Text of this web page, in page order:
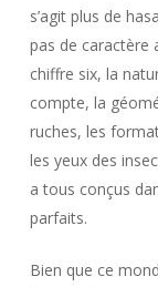
s’agit plus de
pas de caractère
chiffre six, la
compte, la
ruches, les
les yeux des
a tous conçus
parfaits.
Bien que ce